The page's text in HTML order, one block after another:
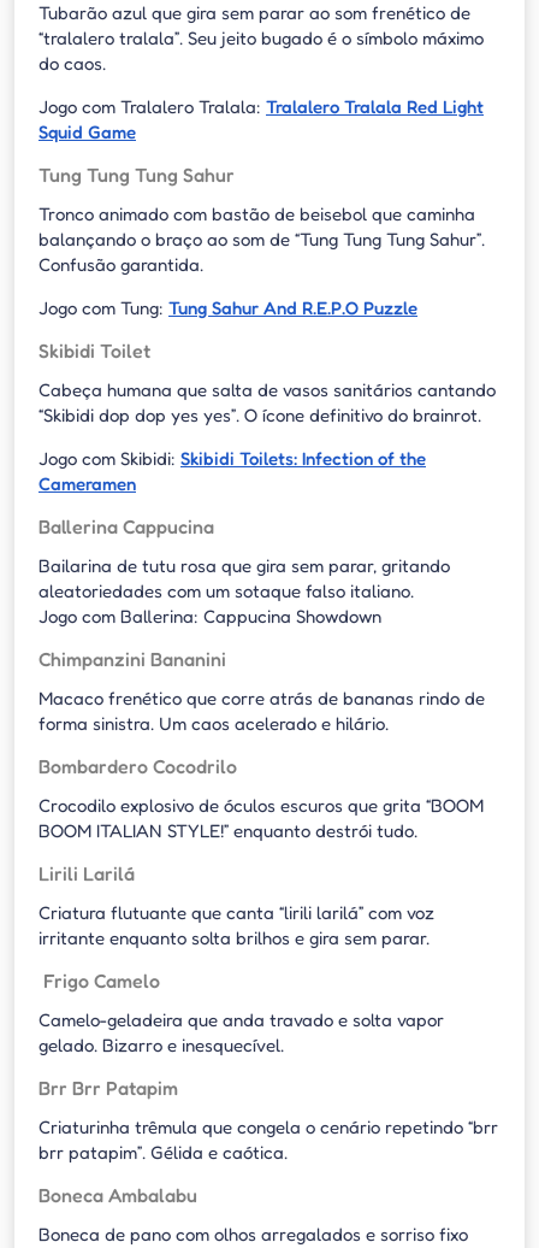
Tubarão azul que gira sem parar ao som frenético de
“tralalero tralala”. Seu jeito bugado é o símbolo máximo
do caos.
Jogo com Tralalero Tralala: Tralalero Tralala Red Light
Squid Game
Tung Tung Tung Sahur
Tronco animado com bastão de beisebol que caminha
balançando o braço ao som de “Tung Tung Tung Sahur”.
Confusão garantida.
Jogo com Tung: Tung Sahur And R.E.P.O Puzzle
Skibidi Toilet
Cabeça humana que salta de vasos sanitários cantando
“Skibidi dop dop yes yes”. O ícone definitivo do brainrot.
Jogo com Skibidi: Skibidi Toilets: Infection of the
Cameramen
Ballerina Cappucina
Bailarina de tutu rosa que gira sem parar, gritando
aleatoriedades com um sotaque falso italiano.
Jogo com Ballerina: Cappucina Showdown
Chimpanzini Bananini
Macaco frenético que corre atrás de bananas rindo de
forma sinistra. Um caos acelerado e hilário.
Bombardero Cocodrilo
Crocodilo explosivo de óculos escuros que grita “BOOM
BOOM ITALIAN STYLE!” enquanto destrói tudo.
Lirili Larilá
Criatura flutuante que canta “lirili larilá” com voz
irritante enquanto solta brilhos e gira sem parar.
Frigo Camelo
Camelo-geladeira que anda travado e solta vapor
gelado. Bizarro e inesquecível.
Brr Brr Patapim
Criaturinha trêmula que congela o cenário repetindo “brr
brr patapim”. Gélida e caótica.
Boneca Ambalabu
Boneca de pano com olhos arregalados e sorriso fixo